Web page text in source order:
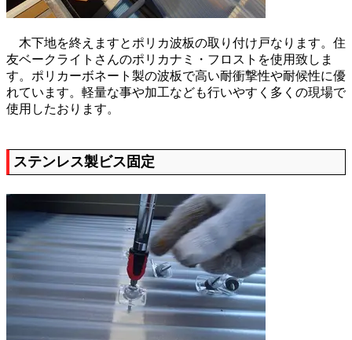
木下地を終えますとポリカ波板の取り付け戸なります。住
友ベークライトさんのポリカナミ・フロストを使用致しま
す。ポリカーボネート製の波板で高い耐衝撃性や耐候性に優
れています。軽量な事や加工なども行いやすく多くの現場で
使用したおります。
ステンレス製ビス固定